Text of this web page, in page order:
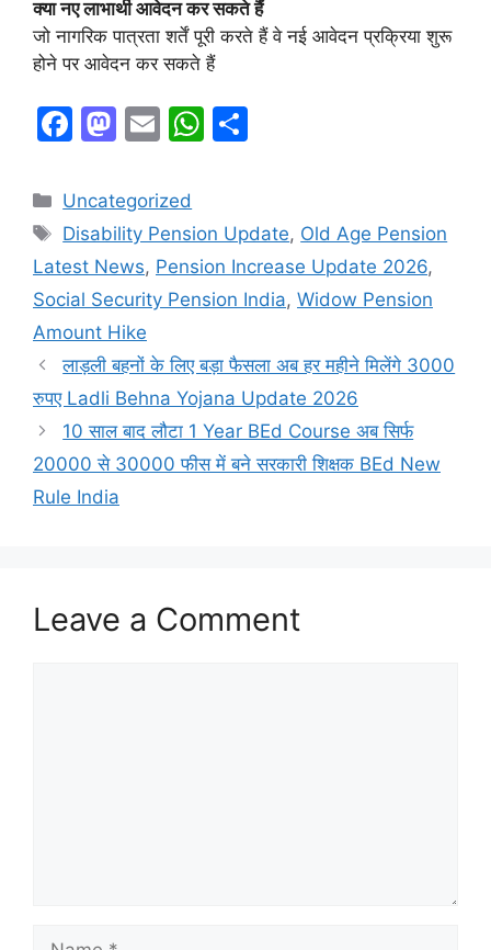
क्या नए लाभार्थी आवेदन कर सकते हैं
जो नागरिक पात्रता शर्तें पूरी करते हैं वे नई आवेदन प्रक्रिया शुरू
होने पर आवेदन कर सकते हैं
F
c
e
b
o
o
k
M
st
o
d
o
n
E
ai
l
W
s
A
p
e
Categories
Uncategorized
Tags
Disability Pension Update, Old Age Pension
Latest News, Pension Increase Update 2026,
Social Security Pension India, Widow Pension
Amount Hike
लाड़ली बहनों के लिए बड़ा फैसला अब हर महीने मिलेंगे 3000
रुपए Ladli Behna Yojana Update 2026
10 साल बाद लौटा 1 Year BEd Course अब सिर्फ
20000 से 30000 फीस में बने सरकारी शिक्षक BEd New
Rule India
Leave a Comment